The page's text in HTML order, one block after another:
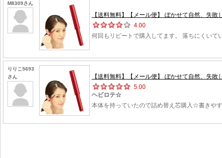
M8309さん
【送料無料】【メール便】 ぼかせて自然、失
4.00
何回もリピートで購入してます。 落ちにくいて
りりこ5693
さん
【送料無料】【メール便】 ぼかせて自然、失
5.00
ヘビロテ☆
本体を持っていたので詰め替え芯購入☆書きや